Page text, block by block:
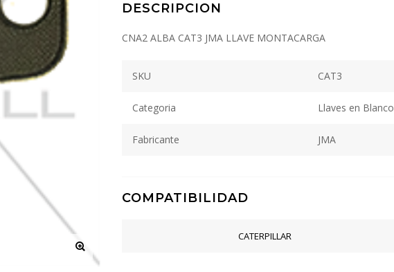
DESCRIPCION
CNA2 ALBA CAT3 JMA LLAVE MONTACARGA
SKU CAT3
Categoria Llaves en Blanco
Fabricante JMA
COMPATIBILIDAD
CATERPILLAR